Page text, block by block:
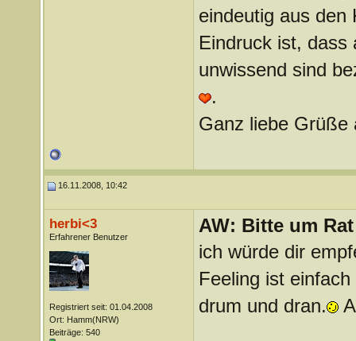
eindeutig aus den
Eindruck ist, dass
unwissend sind
.
Ganz liebe Grüße
16.11.2008, 10:42
herbi<3
Erfahrener Benutzer
Registriert seit: 01.04.2008
Ort: Hamm(NRW)
Beiträge: 540
AW: Bitte um Rat
ich würde dir
Feeling ist
drum und dran.